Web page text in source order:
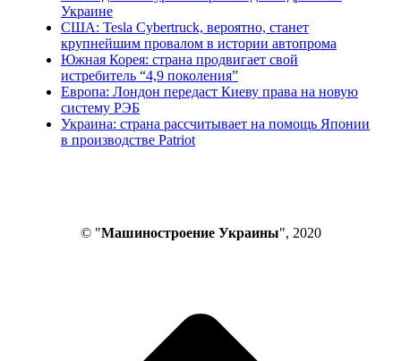
Украине
США: Tesla Cybertruck, вероятно, станет
крупнейшим провалом в истории автопрома
Южная Корея: страна продвигает свой
истребитель “4,9 поколения”
Европа: Лондон передаст Киеву права на новую
систему РЭБ
Украина: страна рассчитывает на помощь Японии
в производстве Patriot
© "Машиностроение Украины", 2020